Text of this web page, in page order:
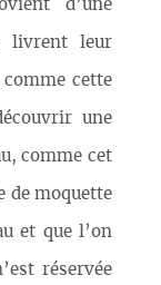
d’une
livrent leur
cette
une
comme cet
de moquette
et que l’on
réservée